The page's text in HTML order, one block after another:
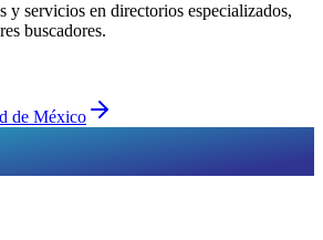
y servicios en directorios especializados,
buscadores.
de México